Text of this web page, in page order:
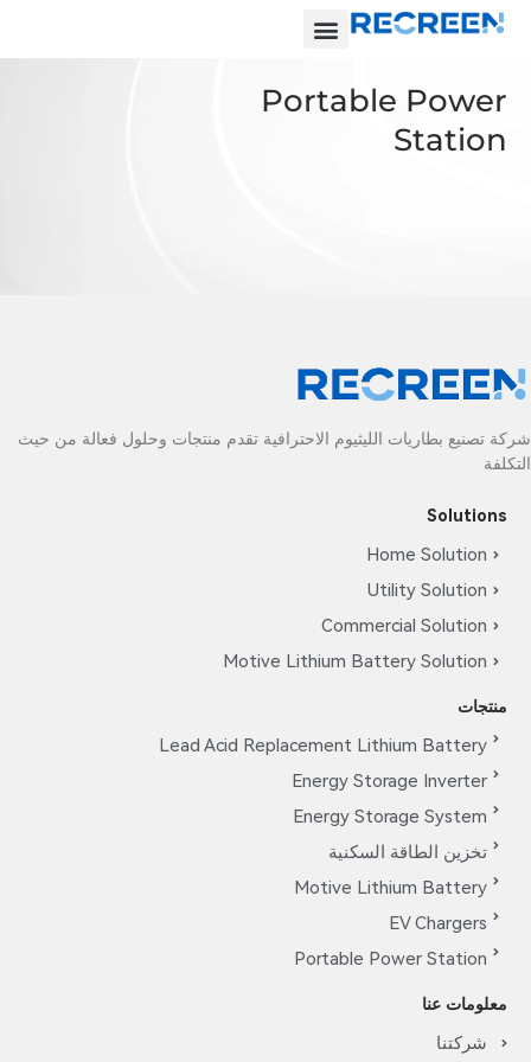
Portable Power
Station
شركة تصنيع بطاريات الليثيوم الاحترافية تقدم منتجات وحلول فعالة من حيث
التكلفة
Solutions
Home Solution
Utility Solution
Commercial Solution
Motive Lithium Battery Solution
منتجات
Lead Acid Replacement Lithium Battery
Energy Storage Inverter
Energy Storage System
تخزين الطاقة السكنية
Motive Lithium Battery
EV Chargers
Portable Power Station
معلومات عنا
شركتنا